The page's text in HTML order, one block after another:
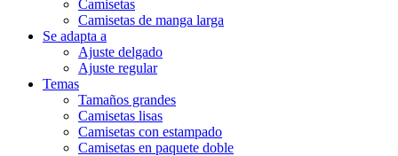
Camisetas
Camisetas de manga larga
Se adapta a
Ajuste delgado
Ajuste regular
Temas
Tamaños grandes
Camisetas lisas
Camisetas con estampado
Camisetas en paquete doble